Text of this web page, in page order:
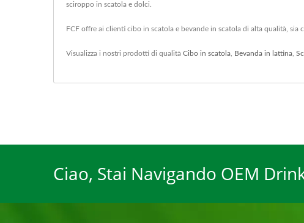
sciroppo in scatola e dolci.
FCF offre ai clienti cibo in scatola e bevande in scatola di alta qualità, sia
Visualizza i nostri prodotti di qualità Cibo in scatola Bevanda in lattina
Ciao, Stai Navigando OEM